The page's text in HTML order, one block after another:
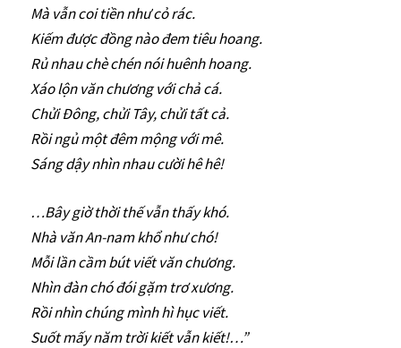
Mà vẫn coi tiền như cỏ rác.
Kiếm được đồng nào đem tiêu hoang.
Rủ nhau chè chén nói huênh hoang.
Xáo lộn văn chương với chả cá.
Chửi Ðông, chửi Tây, chửi tất cả.
Rồi ngủ một đêm mộng với mê.
Sáng dậy nhìn nhau cười hê hê!
…Bây giờ thời thế vẫn thấy khó.
Nhà văn An-nam khổ như chó!
Mỗi lần cầm bút viết văn chương.
Nhìn đàn chó đói gặm trơ xương.
Rồi nhìn chúng mình hì hục viết.
Suốt mấy năm trời kiết vẫn kiết!…”